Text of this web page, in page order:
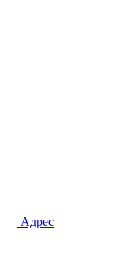
Адрес